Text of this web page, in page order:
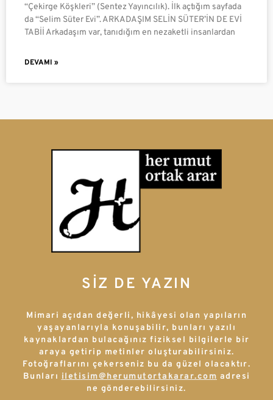
“Çekirge Köşkleri” (Sentez Yayıncılık). İlk açtığım sayfada
da “Selim Süter Evi”. ARKADAŞIM SELİN SÜTER’İN DE EVİ
TABİİ Arkadaşım var, tanıdığım en nezaketli insanlardan
DEVAMI »
SİZ DE YAZIN
Mimari açıdan değerli, hikâyesi olan yapıların
yaşayanlarıyla konuşabilir, bunları yazılı
kaynaklardan bulacağınız fiziksel bilgilerle bir
araya getirip metinler oluşturabilirsiniz.
Fotoğraflarını çekerseniz bu da güzel olacaktır.
Bunları iletisim@herumutortakarar.com adresi
ne gönderebilirsiniz.